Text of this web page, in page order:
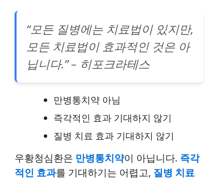
“모든 질병에는 치료법이 있지만,
모든 치료법이 효과적인 것은 아
닙니다.” – 히포크라테스
만병통치약 아님
즉각적인 효과 기대하지 않기
질병 치료 효과 기대하지 않기
우황청심환은 만병통치약이 아닙니다. 즉각
적인 효과를 기대하기는 어렵고, 질병 치료